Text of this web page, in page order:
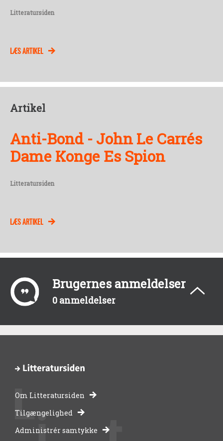
Litteratursiden
LÆS ARTIKEL
Artikel
Anti-Bond - John Le Carrés
Dame Konge Es Spion
Litteratursiden
LÆS ARTIKEL
Brugernes anmeldelser
0 anmeldelser
-
Om Litteratursiden
Tilgængelighed
Administrér samtykke